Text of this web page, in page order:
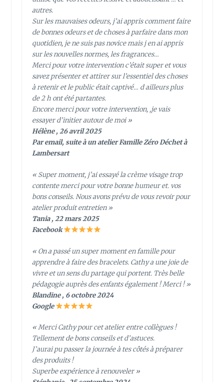
autres.
Sur les mauvaises odeurs, j’ai appris comment faire
de bonnes odeurs et de choses à parfaire dans mon
quotidien, je ne suis pas novice mais j en ai appris
sur les nouvelles normes, les fragrances…
Merci pour votre intervention c’était super et vous
savez présenter et attirer sur l’essentiel des choses
à retenir et le public était captivé… d ailleurs plus
de 2 h ont été partantes.
Encore merci pour votre intervention, ,je vais
essayer d’initier autour de moi »
Hélène , 26 avril 2025
Par email, suite à un atelier Famille Zéro Déchet à
Lambersart
« Super moment, j’ai essayé la crème visage trop
contente merci pour votre bonne humeur et. vos
bons conseils. Nous avons prévu de vous revoir pour
atelier produit entretien »
Tania , 22 mars 2025
Facebook
« On a passé un super moment en famille pour
apprendre à faire des bracelets. Cathy a une joie de
vivre et un sens du partage qui portent. Très belle
pédagogie auprès des enfants également ! Merci ! »
Blandine , 6 octobre 2024
Google
« Merci Cathy pour cet atelier entre collègues !
Tellement de bons conseils et d’astuces.
J’aurai pu passer la journée à tes côtés à préparer
des produits !
Superbe expérience à renouveler »